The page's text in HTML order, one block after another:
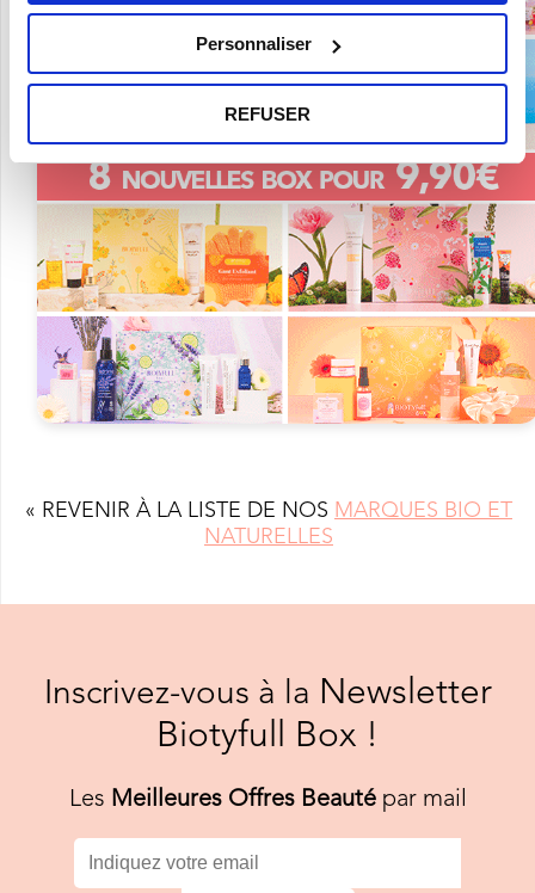
Personnaliser
REFUSER
« REVENIR À LA LISTE DE NOS MARQUES BIO ET
NATURELLES
Inscrivez-vous à la Newsletter
Biotyfull Box !
Les Meilleures Offres Beautépar mail